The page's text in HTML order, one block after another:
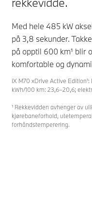
Med hele 485 kW
på 3,8 sekunder.
på opptil 600 km¹ blir
komfortable og
iX M70 xDrive Active
kWh/100 km: 23,6–20,6;
¹ Rekkevidden avhenger av
kjørebaneforhold,
forhåndstemperering.